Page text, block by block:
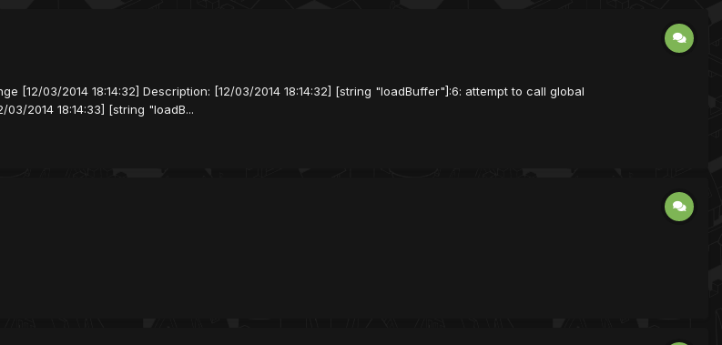
[12/03/2014 18:14:32] Description: [12/03/2014 18:14:32] [string "loadBuffer"]:6: attempt to call global
2014 18:14:33] [string "loadB...